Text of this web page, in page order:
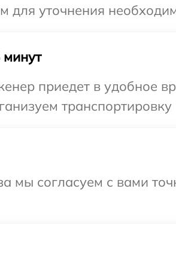
для уточнения
приедет в удобное
мы согласуем с вами